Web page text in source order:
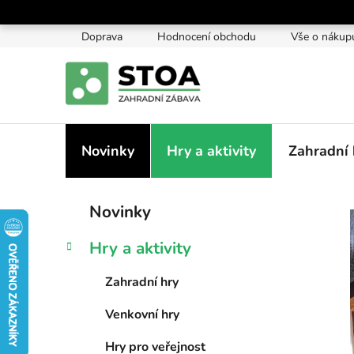
na
Doprava
Hodnocení obchodu Vše o
Novinky Hry a aktivity Zahradní
s
Přeskočit
kategorie
e
Novinky
Hry a aktivity
Zahradní hry
Venkovní hry
Hry pro veřejnost